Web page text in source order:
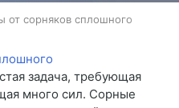
от сорняков сплошного
задача, требующая
много сил. Сорные